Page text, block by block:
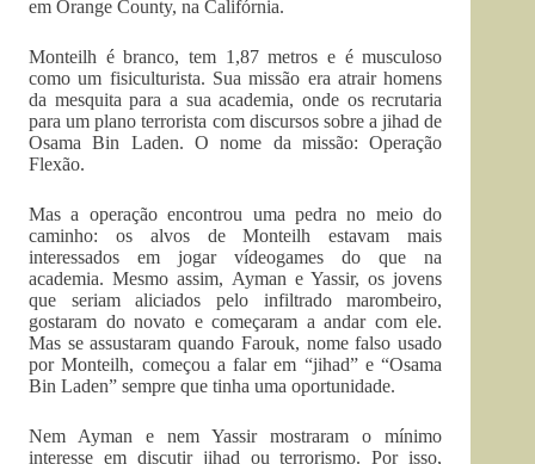
em Orange County, na Califórnia.
Monteilh é branco, tem 1,87 metros e é musculoso
como um fisiculturista. Sua missão era atrair homens
da mesquita para a sua academia, onde os recrutaria
para um plano terrorista com discursos sobre a jihad de
Osama Bin Laden. O nome da missão: Operação
Flexão.
Mas a operação encontrou uma pedra no meio do
caminho: os alvos de Monteilh estavam mais
interessados em jogar vídeogames do que na
academia. Mesmo assim, Ayman e Yassir, os jovens
que seriam aliciados pelo infiltrado marombeiro,
gostaram do novato e começaram a andar com ele.
Mas se assustaram quando Farouk, nome falso usado
por Monteilh, começou a falar em “jihad” e “Osama
Bin Laden” sempre que tinha uma oportunidade.
Nem Ayman e nem Yassir mostraram o mínimo
interesse em discutir jihad ou terrorismo. Por isso,